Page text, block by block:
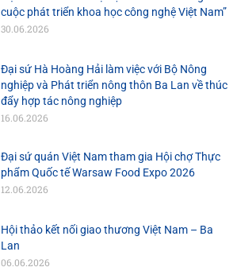
cuộc phát triển khoa học công nghệ Việt Nam”
30.06.2026
Đại sứ Hà Hoàng Hải làm việc với Bộ Nông
nghiệp và Phát triển nông thôn Ba Lan về thúc
đẩy hợp tác nông nghiệp
16.06.2026
Đại sứ quán Việt Nam tham gia Hội chợ Thực
phẩm Quốc tế Warsaw Food Expo 2026
12.06.2026
Hội thảo kết nối giao thương Việt Nam – Ba
Lan
06.06.2026